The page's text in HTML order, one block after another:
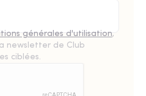
générales d'utilisation,
newsletter de Club
ciblées.